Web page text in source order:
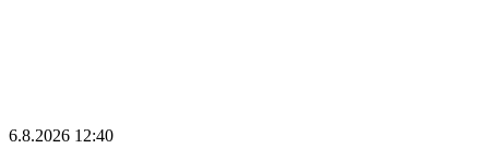
6.8.2026 12:40